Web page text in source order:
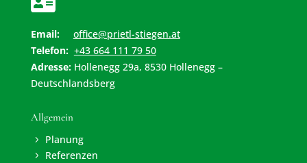
Email:
office@prietl-stiegen.at
Telefon: +43 664 111 79 50
Adresse:Hollenegg 29a, 8530 Hollenegg –
Deutschlandsberg
Allgemein
5 Planung
5 Referenzen